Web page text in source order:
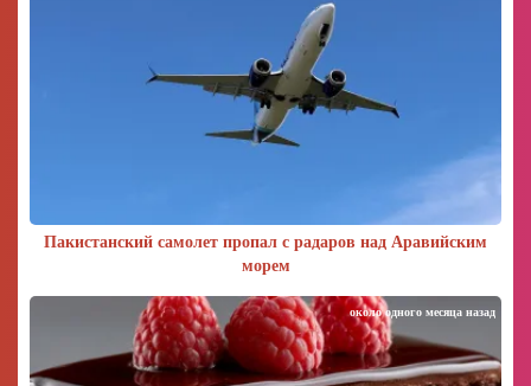
Пакистанский самолет пропал с радаров над Аравийским
морем
около одного месяца назад